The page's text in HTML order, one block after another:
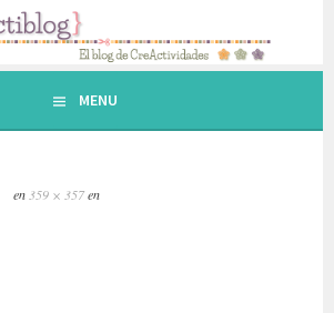
MENU
en 359 × 357en